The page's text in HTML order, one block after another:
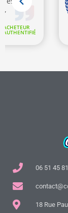
06 51 45
18 Rue